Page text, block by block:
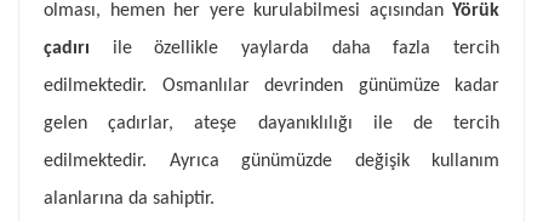
olması, hemen her yere kurulabilmesi açısından Yörük
çadırı ile özellikle yaylarda daha fazla tercih
edilmektedir. Osmanlılar devrinden günümüze kadar
gelen çadırlar, ateşe dayanıklılığı ile de tercih
edilmektedir. Ayrıca günümüzde değişik kullanım
alanlarına da sahiptir.